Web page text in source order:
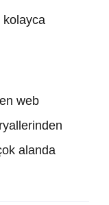
kolayca
web
alanda